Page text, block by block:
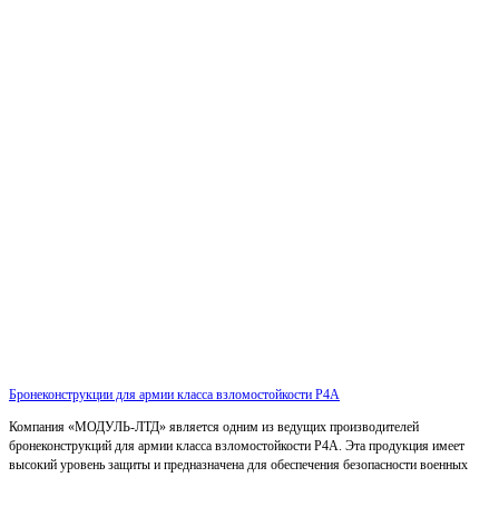
Бронеконструкции для армии класса взломостойкости Р4А
Компания «МОДУЛЬ-ЛТД» является одним из ведущих производителей
бронеконструкций для армии класса взломостойкости Р4А. Эта продукция имеет
высокий уровень защиты и предназначена для обеспечения безопасности военных